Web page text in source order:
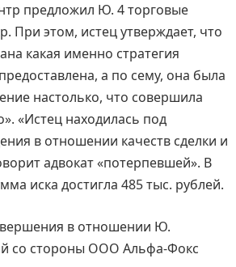
предложил Ю. 4 торговые
При этом, истец утверждает, что
какая именно стратегия
а по сему, она была
настолько, что совершила
«Истец находилась под
в отношении качеств сделки и
адвокат «потерпевшей». В
иска достигла 485 тыс. рублей.
в отношении Ю.
со стороны ООО Альфа-Фокс